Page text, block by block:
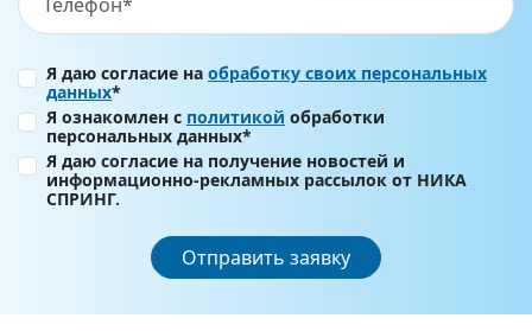
Я даю согласие на обработку своих персональных
данных*
Я ознакомлен с политикой обработки
персональных данных*
Я даю согласие на получение новостей и
информационно-рекламных рассылок от НИКА
СПРИНГ.
Отправить заявку